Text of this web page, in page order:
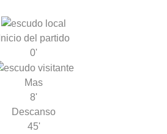
Inicio del partido
0'
Mas
8'
Descanso
45'